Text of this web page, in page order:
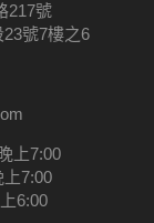
217號
號7樓之6
上7:00
7:00
6:00